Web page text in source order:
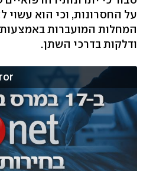
על החסרונות, וכי הוא עשוי
המחלות המועברות באמצעות
ודלקות בדרכי השתן.